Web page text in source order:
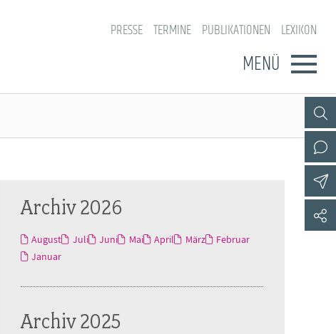
PRESSE TERMINE PUBLIKATIONEN LEXIKON
MENÜ
Archiv 2026
August Juli Juni Mai April März
Februar
Januar
Archiv 2025